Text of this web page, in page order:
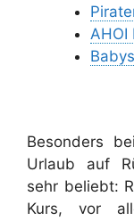
AHOI
Besonders
Urlaub auf
sehr beliebt:
Kurs, vor